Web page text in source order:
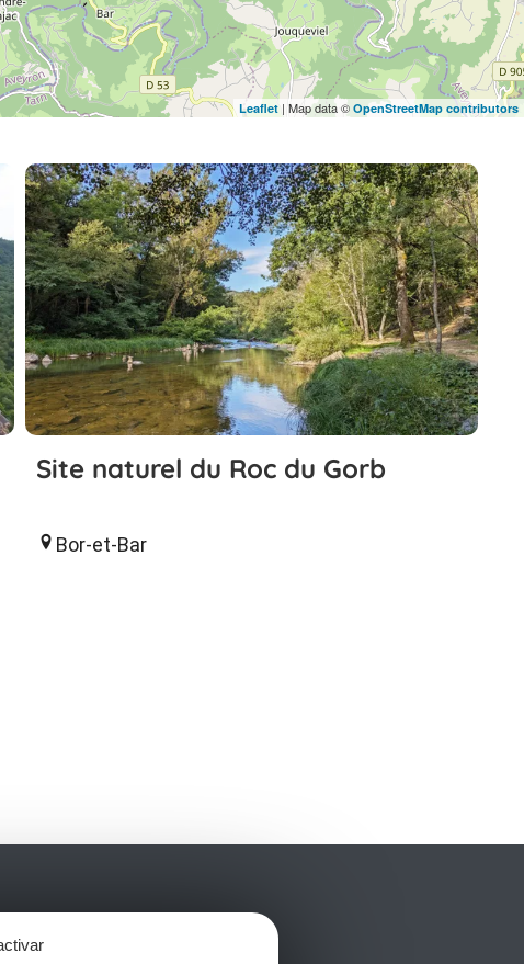
Leaflet | Map data © OpenStreetMap contributors
Site naturel du Roc du Gorb
Bor-et-Bar